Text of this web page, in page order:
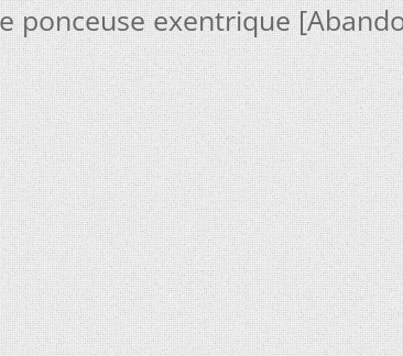
ponceuse exentrique